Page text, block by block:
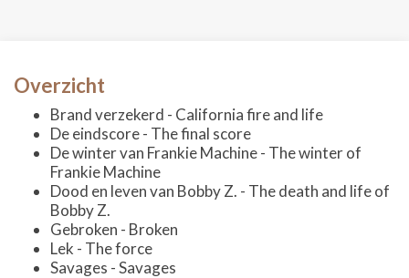
Overzicht
Brand verzekerd - California fire and life
De eindscore - The final score
De winter van Frankie Machine - The winter of
Frankie Machine
Dood en leven van Bobby Z. - The death and life of
Bobby Z.
Gebroken - Broken
Lek - The force
Savages - Savages